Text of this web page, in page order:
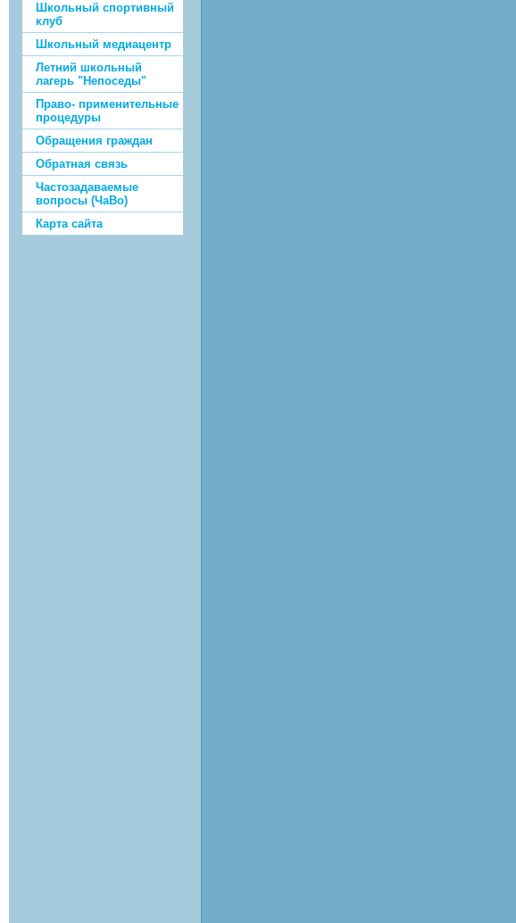
Школьный спортивный
клуб
Школьный медиацентр
Летний школьный
лагерь "Непоседы"
Право- применительные
процедуры
Обращения граждан
Обратная связь
Частозадаваемые
вопросы (ЧаВо)
Карта сайта